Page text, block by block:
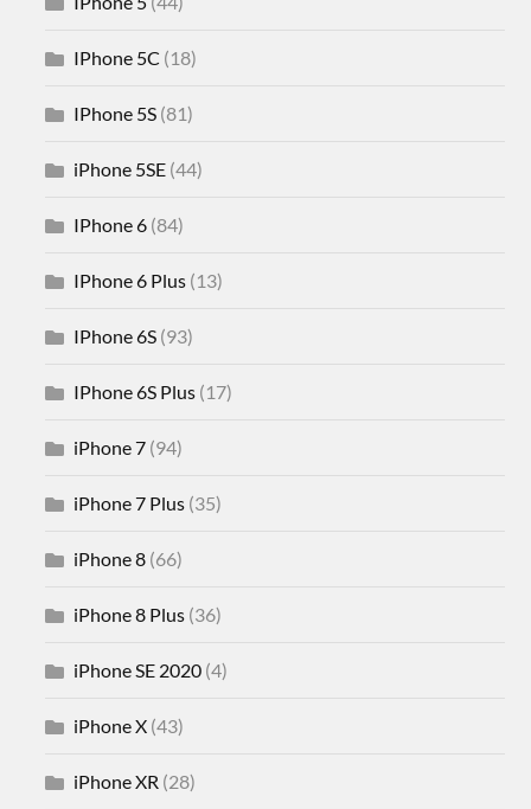
IPhone 5C (18)
IPhone 5S (81)
iPhone 5SE (44)
IPhone 6 (84)
IPhone 6 Plus (13)
IPhone 6S (93)
IPhone 6S Plus (17)
iPhone 7 (94)
iPhone 7 Plus (35)
iPhone 8 (66)
iPhone 8 Plus (36)
iPhone SE 2020 (4)
iPhone X (43)
iPhone XR (28)